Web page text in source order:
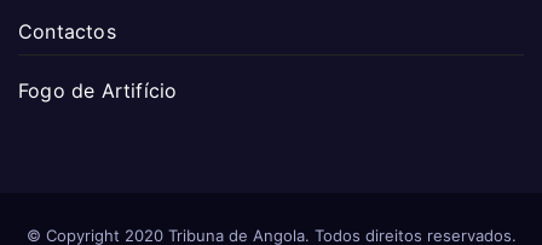
Contactos
Fogo de Artifício
© Copyright 2020 Tribuna de Angola. Todos direitos reservados.